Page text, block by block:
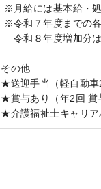
※月給には基本給・
※令和７年度までの
令和８年度増加分は
その他
★送迎手当（軽自動車
★賞与あり（年2回 賞
★介護福祉士キャリア